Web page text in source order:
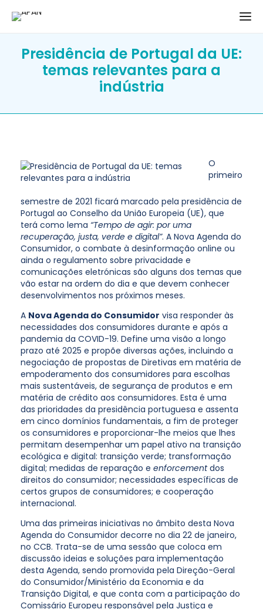
Presidência de Portugal da UE:
temas relevantes para a
indústria
O
primeiro
semestre de 2021 ficará marcado pela presidência de
Portugal ao Conselho da União Europeia (UE), que
terá como lema “Tempo de agir: por uma
recuperação, justa, verde e digital”. A Nova Agenda do
Consumidor, o combate à desinformação online ou
ainda o regulamento sobre privacidade e
comunicações eletrónicas são alguns dos temas que
vão estar na ordem do dia e que devem conhecer
desenvolvimentos nos próximos meses.
A Nova Agenda do Consumidor visa responder às
necessidades dos consumidores durante e após a
pandemia da COVID-19. Define uma visão a longo
prazo até 2025 e propõe diversas ações, incluindo a
negociação de propostas de Diretivas em matéria de
empoderamento dos consumidores para escolhas
mais sustentáveis, de segurança de produtos e em
matéria de crédito aos consumidores. Esta é uma
das prioridades da presidência portuguesa e assenta
em cinco domínios fundamentais, a fim de proteger
os consumidores e proporcionar-lhe meios que lhes
permitam desempenhar um papel ativo na transição
ecológica e digital: transição verde; transformação
digital; medidas de reparação e enforcementdos
direitos do consumidor; necessidades específicas de
certos grupos de consumidores; e cooperação
internacional.
Uma das primeiras iniciativas no âmbito desta Nova
Agenda do Consumidor decorre no dia 22 de janeiro,
no CCB. Trata-se de uma sessão que coloca em
discussão ideias e soluções para implementação
desta Agenda, sendo promovida pela Direção-Geral
do Consumidor/Ministério da Economia e da
Transição Digital, e que conta com a participação do
Comissário Europeu responsável pela Justiça e